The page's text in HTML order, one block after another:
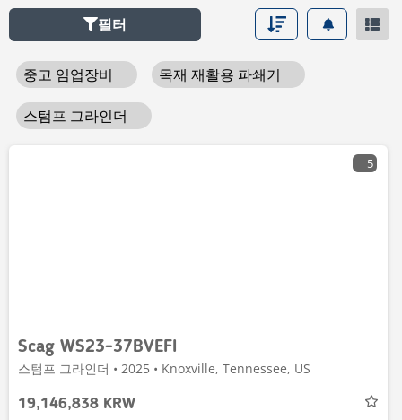
필터
중고 임업장비 목재 재활용 파쇄기
스텀프 그라인더
5
Scag WS23-37BVEFI
스텀프 그라인더 • 2025 • Knoxville, Tennessee, US
19,146,838 KRW